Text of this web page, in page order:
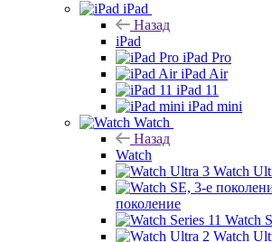
iPad
Назад
iPad
iPad Pro
iPad Air
iPad 11
iPad mini
Watch
Назад
Watch
Watch
поколение
Watch
Watch